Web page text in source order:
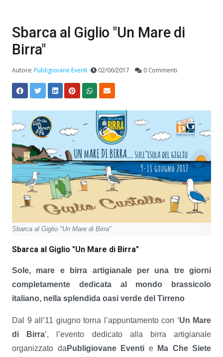
Sbarca al Giglio "Un Mare di
Birra"
Autore:Publigiovane Eventi 02/06/2017 0 Commenti
Sbarca al Giglio "Un Mare di Birra"
Sbarca al Giglio "Un Mare di Birra"
Sole, mare e birra artigianale per una tre giorni
completamente dedicata al mondo brassicolo
italiano, nella splendida oasi verde del Tirreno
Dal 9 all’11 giugno torna l’appuntamento con ‘Un Mare
di Birra’, l’evento dedicato alla birra artigianale
organizzato da Publigiovane Eventi e
Ma Che Siete